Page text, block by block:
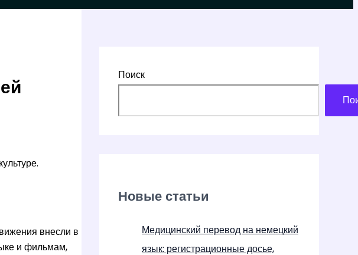
внесли в
и фильмам,
Поиск
Новые статьи
Медицинский перевод на немецкий
язык: регистрационные досье,